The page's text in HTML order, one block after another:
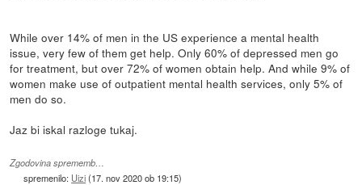
While over 14% of men in the US experience a mental health
issue, very few of them get help. Only 60% of depressed men go
for treatment, but over 72% of women obtain help. And while 9% of
women make use of outpatient mental health services, only 5% of
men do so.
Jaz bi iskal razloge tukaj.
Zgodovina sprememb…
spremenilo: Uizi(17. nov 2020 ob 19:15)